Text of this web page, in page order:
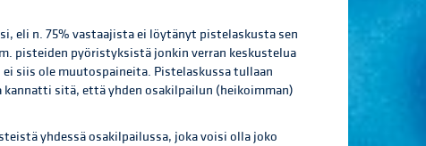
eli n. 75% vastaajista ei löytänyt pistelaskusta sen
pisteiden pyöristyksistä jonkin verran keskustelua
siis ole muutospaineita. Pistelaskussa tullaan
sitä, että yhden osakilpailun (heikoimman)
yhdessä osakilpailussa, joka voisi olla joko